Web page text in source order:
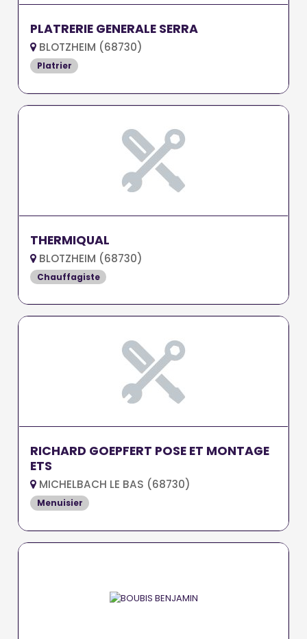
PLATRERIE GENERALE SERRA
BLOTZHEIM (68730)
Platrier
THERMIQUAL
BLOTZHEIM (68730)
Chauffagiste
RICHARD GOEPFERT POSE ET MONTAGE
ETS
MICHELBACH LE BAS (68730)
Menuisier